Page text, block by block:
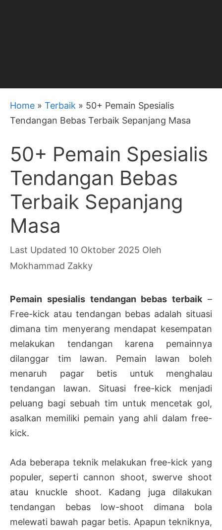
Home » Terbaik » 50+ Pemain Spesialis
Tendangan Bebas Terbaik Sepanjang Masa
50+ Pemain Spesialis
Tendangan Bebas
Terbaik Sepanjang
Masa
10 Oktober 2025 Oleh
Mokhammad Zakky
Pemain spesialis tendangan bebas terbaik –
Free-kick atau tendangan bebas adalah situasi
dimana tim menyerang mendapat kesempatan
melakukan tendangan karena pemainnya
dilanggar tim lawan. Pemain lawan boleh
menaruh pagar betis untuk menghalau
tendangan lawan. Situasi free-kick menjadi
peluang bagi sebuah tim untuk mencetak gol,
asalkan memiliki pemain yang ahli dalam free-
kick.
Ada beberapa teknik melakukan free-kick yang
populer, seperti cannon shoot, swerve shoot
atau knuckle shoot. Kadang juga dilakukan
tendangan bebas low-shoot dimana bola
melewati bawah pagar betis. Apapun tekniknya,